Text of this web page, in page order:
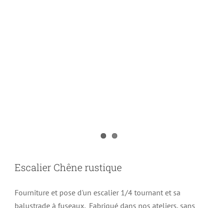
Escalier Chêne rustique
Fourniture et pose d'un escalier 1/4 tournant et sa
balustrade à fuseaux. Fabriqué dans nos ateliers, sans